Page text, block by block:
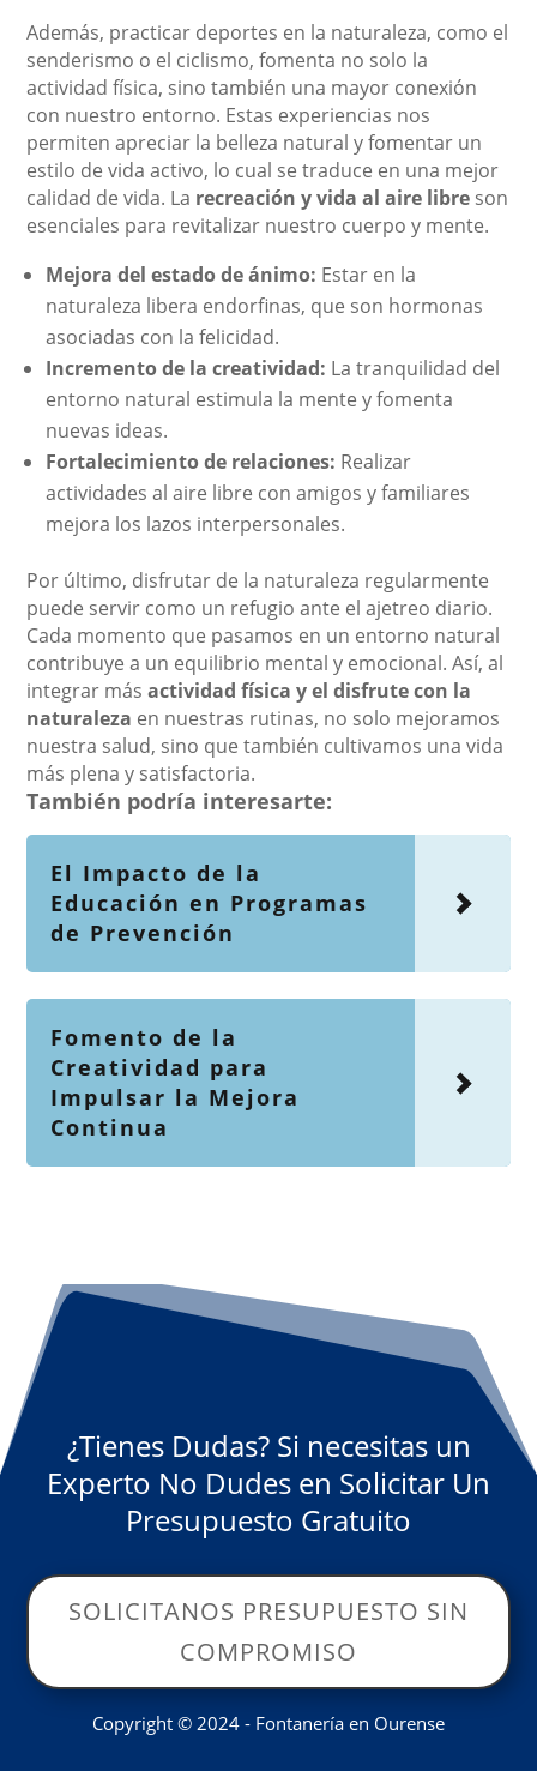
Además, practicar deportes en la naturaleza, como el
senderismo o el ciclismo, fomenta no solo la
actividad física, sino también una mayor conexión
con nuestro entorno. Estas experiencias nos
permiten apreciar la belleza natural y fomentar un
estilo de vida activo, lo cual se traduce en una mejor
calidad de vida. La recreación y vida al aire libre son
esenciales para revitalizar nuestro cuerpo y mente.
Mejora del estado de ánimo: Estar en la
naturaleza libera endorfinas, que son hormonas
asociadas con la felicidad.
Incremento de la creatividad: La tranquilidad del
entorno natural estimula la mente y fomenta
nuevas ideas.
Fortalecimiento de relaciones: Realizar
actividades al aire libre con amigos y familiares
mejora los lazos interpersonales.
Por último, disfrutar de la naturaleza regularmente
puede servir como un refugio ante el ajetreo diario.
Cada momento que pasamos en un entorno natural
contribuye a un equilibrio mental y emocional. Así, al
integrar másactividad física y el disfrute con la
naturaleza en nuestras rutinas, no solo mejoramos
nuestra salud, sino que también cultivamos una vida
más plena y satisfactoria.
También podría interesarte:
El Impacto de la
Educación en Programas
de Prevención
Fomento de la
Creatividad para
Impulsar la Mejora
Continua
¿Tienes Dudas? Si necesitas un
Experto No Dudes en Solicitar Un
Presupuesto Gratuito
SOLICITANOS PRESUPUESTO SIN
COMPROMISO
Copyright © 2024 - Fontanería en Ourense